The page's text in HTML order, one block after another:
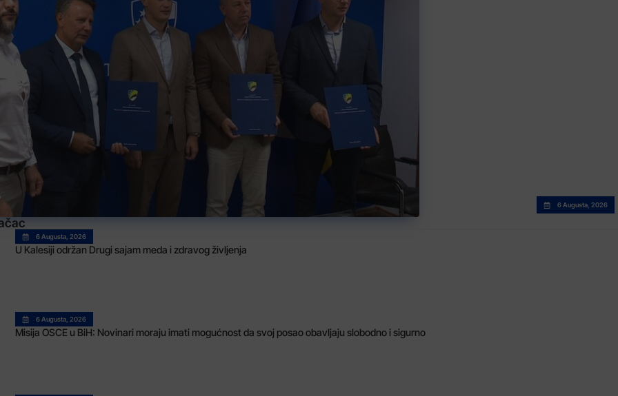
6 Augusta, 2026
6 Augusta, 2026
U Kalesiji održan Drugi sajam meda i zdravog življenja
6 Augusta, 2026
Misija OSCE u BiH: Novinari moraju imati mogućnost da svoj posao obavljaju slobodno i sigurno